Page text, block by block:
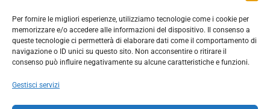
Per fornire le migliori esperienze, utilizziamo tecnologie come i cookie per
memorizzare e/o accedere alle informazioni del dispositivo. Il consenso a
queste tecnologie ci permetterà di elaborare dati come il comportamento di
navigazione o ID unici su questo sito. Non acconsentire o ritirare il
consenso può influire negativamente su alcune caratteristiche e funzioni.
Gestisci servizi
La Società ha nominato il Responsabile della Protezione dei Dati Personali (DPO), figura specializzata che vigila sulle modalità
adottate dalla nostra Società per tutelare i Suoi dati personali.
Per contattare il DPO può scrivere a